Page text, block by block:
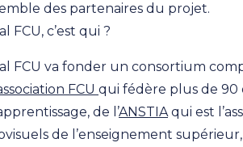
des partenaires du projet.
FCU, c’est qui ?
FCU va fonder un consortium
FCU qui fédère plus de 90
de l’ANSTIAqui est
de l’enseignement